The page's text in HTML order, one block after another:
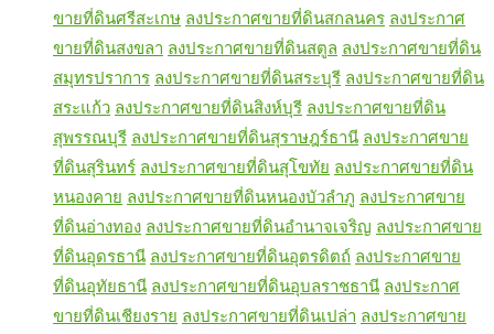
ขายที่ดินศรีสะเกษ ลงประกาศขายที่ดินสกลนคร ลงประกาศ
ขายที่ดินสงขลา ลงประกาศขายที่ดินสตูล ลงประกาศขายที่ดิน
สมุทรปราการ ลงประกาศขายที่ดินสระบุรี ลงประกาศขายที่ดิน
สระแก้ว ลงประกาศขายที่ดินสิงห์บุรี ลงประกาศขายที่ดิน
สุพรรณบุรี ลงประกาศขายที่ดินสุราษฎร์ธานี ลงประกาศขาย
ที่ดินสุรินทร์ ลงประกาศขายที่ดินสุโขทัย ลงประกาศขายที่ดิน
หนองคาย ลงประกาศขายที่ดินหนองบัวลำภู ลงประกาศขาย
ที่ดินอ่างทอง ลงประกาศขายที่ดินอำนาจเจริญ ลงประกาศขาย
ที่ดินอุดรธานี ลงประกาศขายที่ดินอุตรดิตถ์ ลงประกาศขาย
ที่ดินอุทัยธานี ลงประกาศขายที่ดินอุบลราชธานี ลงประกาศ
ขายที่ดินเชียงราย ลงประกาศขายที่ดินเปล่า ลงประกาศขาย